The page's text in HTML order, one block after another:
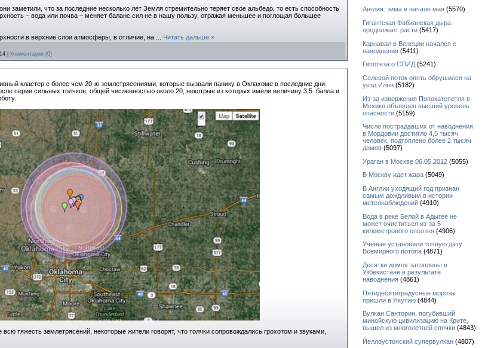
заметили, что за последние несколько лет Земля стремительно теряет свое альбедо, то есть способность
– вода или почва – меняет баланс сил не в нашу пользу, отражая меньшее и поглощая большее
в верхние слои атмосферы, в отличие, на
Читать дальше »
Комментарии (0)
кластер с более чем 20-ю землетрясениями, которые вызвали панику в Оклахоме в последние дни.
серии сильных толчков, общей численностью около 20, некотрые из которых имели величину 3,5 балла и
тяжесть землетрясений, некоторые жители говорят, что толчки сопровождались грохотом и звуками,
Англия: зима в начале мая (5570)
Гигантская Фабианская дыра
продолжает расти (5417)
Карнавал в Венеции начался с
наводнения (5411)
Гипотеза о СПИД (5241)
Селевой поток опять обрушился на
уезд Илян (5182)
Из-за извержения Попокатепетля в
Мехико объявлен высший уровень
опасности (5159)
Число пострадавших от наводнения
в Мордовии достигло 4,5 тысяч
человек, подтоплено более 2 тысяч
домов (5097)
Ураган в Москве 06.05.2012 (5055)
В Москву идет жара (5049)
В Англии уходящий год признан
самым дождливым в истории
метеонаблюдений (4910)
Вода в реке Белой в Адыгее не
может очиститься из-за 5-
километрового оползня (4906)
Ученые установили точную дату
Всемирного потопа (4871)
Десятки домов затоплены в
Узбекистане в результате
наводнения (4861)
Пятидесятиградусные морозы
пришли в Якутию (4844)
Вулкан Санторин, погубивший
минойскую цивилизацию на Крите,
вышел из многолетней спячки (4843)
Йеллоустонский супервулкан (4807)